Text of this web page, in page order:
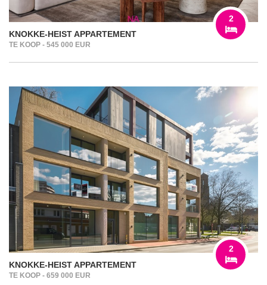
KNOKKE-HEIST APPARTEMENT
TE KOOP - 545 000 EUR
2
KNOKKE-HEIST APPARTEMENT
TE KOOP - 659 000 EUR
2